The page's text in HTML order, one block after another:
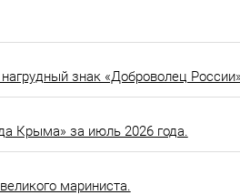
знак «Доброволец
Крыма» за июль 2026 года.
мариниста.